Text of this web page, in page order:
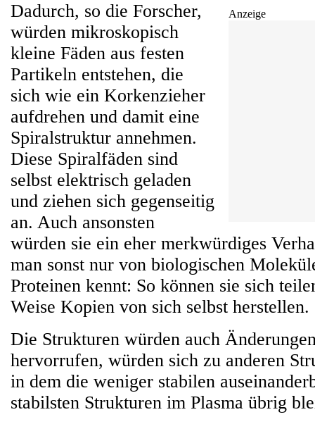
Anzeige
Dadurch, so die Forscher,
würden mikroskopisch
kleine Fäden aus festen
Partikeln entstehen, die
sich wie ein Korkenzieher
aufdrehen und damit eine
Spiralstruktur annehmen.
Diese Spiralfäden sind
selbst elektrisch geladen
und ziehen sich gegenseitig
an. Auch ansonsten
würden sie ein eher merkwürdiges
man sonst nur von biologischen
Proteinen kennt: So können sie sich
Weise Kopien von sich selbst herstellen.
Die Strukturen würden auch
hervorrufen, würden sich zu anderen
in dem die weniger stabilen
stabilsten Strukturen im Plasma übrig